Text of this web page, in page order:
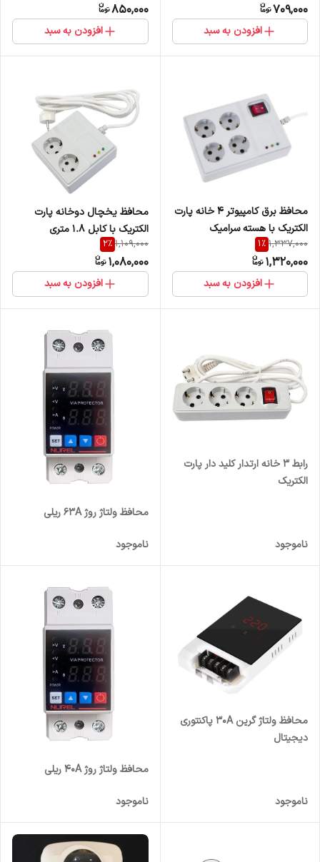
709,000
افزودن به سبد
850,000
افزودن به سبد
محافظ برق کامپیوتر 4 خانه پارت
الکتریک با هسته سرامیک
1,337,000
1%
1,320,000
افزودن به سبد
محافظ یخچال دوخانه پارت
الکتریک با کابل 1.8 متری
1,109,000
2%
1,080,000
افزودن به سبد
رابط 3 خانه ارتدار کلید دار پارت
الکتریک
ناموجود
محافظ ولتاژ روژ 63A ریلی
ناموجود
محافظ ولتاژ گرین 30A پاکنتوری
دیجیتال
ناموجود
محافظ ولتاژ روژ 40A ریلی
ناموجود